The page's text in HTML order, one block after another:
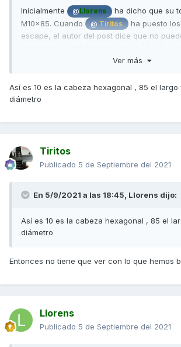
Inicialmente @ Llorens
ha dicho que su
M10x85. Cuando
@Tiritos
ha puesto
escape, el autor del post dice que no
con la que sacarlo y no al diámetro de la
que su tornillo sera un M6 o M8 como
Ver más
Así es 10 es la cabeza hexagonal , 85 el largo
diámetro
Tiritos
Publicado 5 de Septiembre del 2021
En 5/9/2021 a las 18:45, Llorens dijo:
Así es 10 es la cabeza hexagonal , 85 el
diámetro
Entonces no tiene que ver con lo que hemos
Llorens
Publicado 5 de Septiembre del 2021